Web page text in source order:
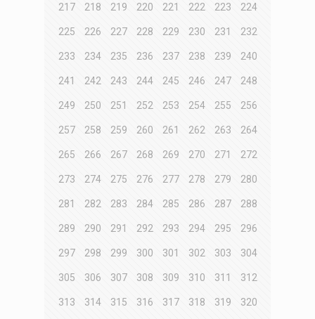
217 218 219 220 221 222 223 224
225 226 227 228 229 230 231 232
233 234 235 236 237 238 239 240
241 242 243 244 245 246 247 248
249 250 251 252 253 254 255 256
257 258 259 260 261 262 263 264
265 266 267 268 269 270 271 272
273 274 275 276 277 278 279 280
281 282 283 284 285 286 287 288
289 290 291 292 293 294 295 296
297 298 299 300 301 302 303 304
305 306 307 308 309 310 311 312
313 314 315 316 317 318 319 320